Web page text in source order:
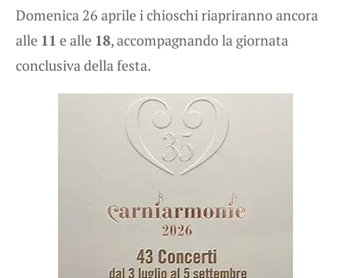
Domenica 26 aprile i chioschi riapriranno ancora
alle 11 e alle 18, accompagnando la giornata
conclusiva della festa.